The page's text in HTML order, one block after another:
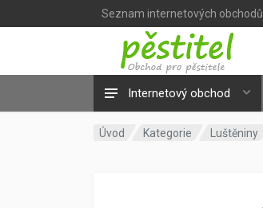
Seznam internetových obchodů
Internetový obchod
Úvod Kategorie Luštěniny